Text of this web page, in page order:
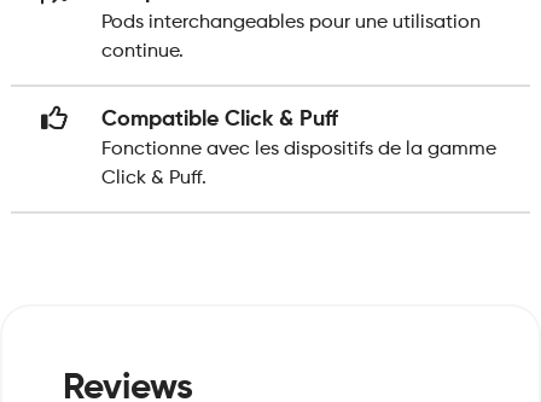
Pods interchangeables pour une utilisation
continue.
Compatible Click & Puff
Fonctionne avec les dispositifs de la gamme
Click & Puff.